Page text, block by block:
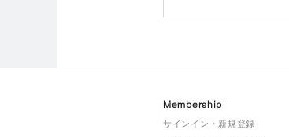
Membership
サインイン・新規登録